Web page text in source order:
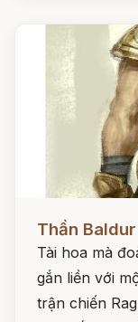
Đọc ngay
Thần
Tài hoa mà
gắn liền với
trận chiến